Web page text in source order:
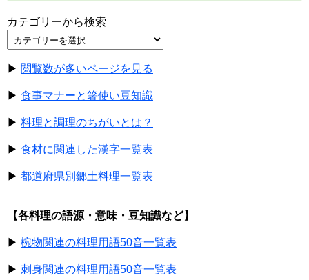
カテゴリーから検索
▶ 閲覧数が多いページを見る
▶ 食事マナーと箸使い豆知識
▶ 料理と調理のちがいとは？
▶ 食材に関連した漢字一覧表
▶ 都道府県別郷土料理一覧表
【各料理の語源・意味・豆知識など】
▶ 椀物関連の料理用語50音一覧表
▶ 刺身関連の料理用語50音一覧表